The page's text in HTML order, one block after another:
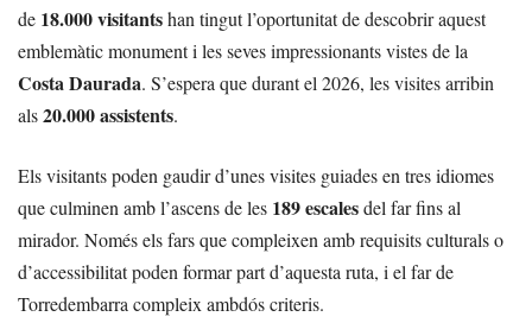
de 18.000 visitantshan tingut l’oportunitat de descobrir aquest
emblemàtic monument i les seves impressionants vistes de la
Costa Daurada. S’espera que durant el 2026, les visites arribin
als20.000 assistents.
Els visitants poden gaudir d’unes visites guiades en tres idiomes
que culminen amb l’ascens de les 189 escalesdel far fins al
mirador. Només els fars que compleixen amb requisits culturals o
d’accessibilitat poden formar part d’aquesta ruta, i el far de
Torredembarra compleix ambdós criteris.